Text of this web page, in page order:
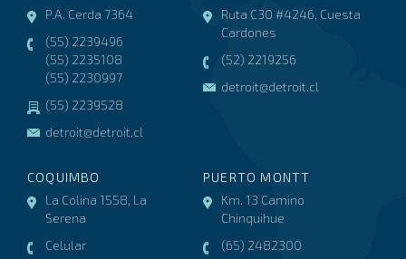
P.A. Cerda 7364
(55) 2239496
(55) 2235108
(55) 2230997
(55) 2239528
detroit@detroit.cl
Ruta C30 #4246, Cuesta
Cardones
(52) 2219256
detroit@detroit.cl
COQUIMBO
La Colina 1558, La
Serena
Celular
PUERTO MONTT
Km. 13 Camino
Chinquihue
(65) 2482300